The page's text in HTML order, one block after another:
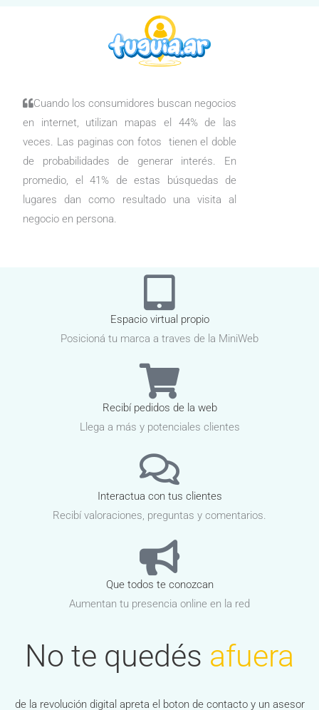
Cuando los consumidores buscan negocios
en internet, utilizan mapas el 44% de las
veces. Las paginas con fotos tienen el doble
de probabilidades de generar interés. En
promedio, el 41% de estas búsquedas de
lugares dan como resultado una visita al
negocio en persona.
Espacio virtual propio
Posicioná tu marca a traves de la MiniWeb
Recibí pedidos de la web
Llega a más y potenciales clientes
Interactua con tus clientes
Recibí valoraciones, preguntas y comentarios.
Que todos te conozcan
Aumentan tu presencia online en la red
No te quedés afuera
de la revolución digital apreta el boton de contacto y un asesor